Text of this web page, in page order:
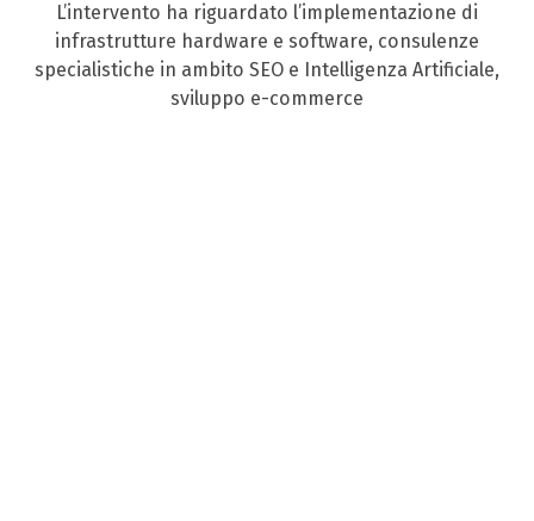
L’intervento ha riguardato l’implementazione di
infrastrutture hardware e software, consulenze
specialistiche in ambito SEO e Intelligenza Artificiale,
sviluppo e-commerce